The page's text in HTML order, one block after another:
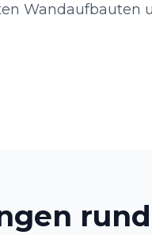
Wandaufbauten